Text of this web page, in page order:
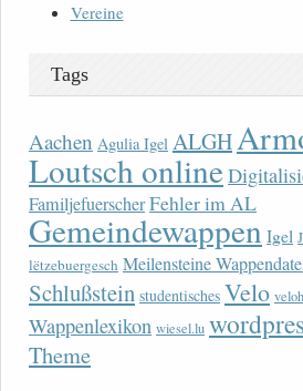
Vereine
Tags
Aachen Agulia Igel ALGH
Loutsch online
FamiljefuerscherFehler im AL
Gemeindewappen Igel
lëtzebuergesch Meilensteine
Schlußstein studentisches Velo veloh
Wappenlexikon wiesel.lu
Theme